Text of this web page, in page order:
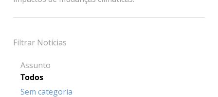
Filtrar Notícias
Assunto
Todos
Sem categoria